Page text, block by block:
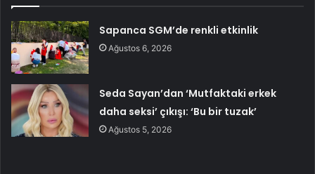
Sapanca SGM’de renkli etkinlik
Ağustos 6, 2026
Seda Sayan’dan ‘Mutfaktaki erkek
daha seksi’ çıkışı: ‘Bu bir tuzak’
Ağustos 5, 2026